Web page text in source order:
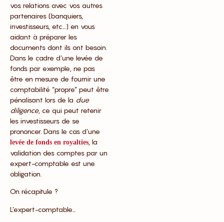
vos relations avec vos autres
partenaires (banquiers,
investisseurs, etc…) en vous
aidant à préparer les
documents dont ils ont besoin.
Dans le cadre d’une levée de
fonds par exemple, ne pas
être en mesure de fournir une
comptabilité “propre” peut être
pénalisant lors de la due
diligence, ce qui peut retenir
les investisseurs de se
prononcer. Dans le cas d’une
levée de fonds en royalties , la
validation des comptes par un
expert-comptable est une
obligation.
On récapitule ?
L’expert-comptable…